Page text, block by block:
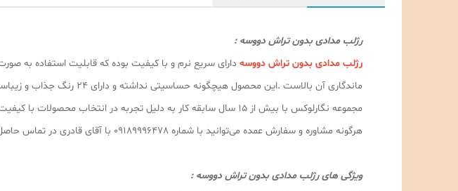
رژلب مدادی بدون تراش دووسه :
رژلب مدادی بدون تراش دووسه دارای سریع نرم و با کیفیت بوده که قابلیت استفاده به
ماندگاری آن بالاست .این محصول هیچگونه حساسیتی نداشته و دارای ۲۴ رنگ جذاب و زیباست که سایز این مداد نسبت به مدادهای دیگر بزرگتر می‌باشد.
مجموعه نگارلوکس با بیش از ۱۵ سال سابقه کار به دلیل تجربه در
هرگونه مشاوره و سفارش عمده می‌توانید با شماره 09189996478 با آقای قادری در تماس حاصل فرمایید.
ویژگی های رژلب مدادی بدون تراش دووسه :